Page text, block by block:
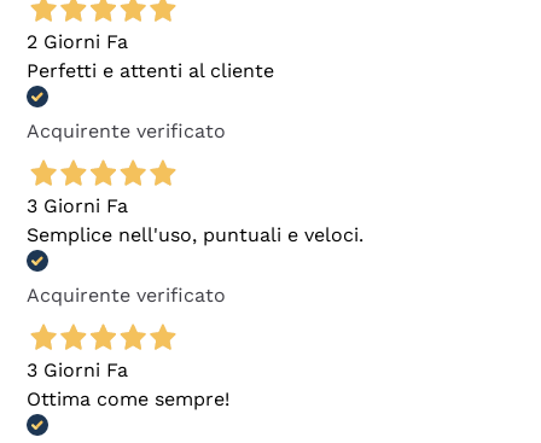
2 Giorni Fa
Perfetti e attenti al cliente
Acquirente verificato
3 Giorni Fa
Semplice nell'uso, puntuali e veloci.
Acquirente verificato
3 Giorni Fa
Ottima come sempre!